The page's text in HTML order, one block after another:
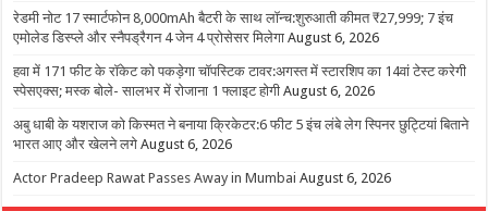
रेडमी नोट 17 स्मार्टफोन 8,000mAh बैटरी के साथ लॉन्च:शुरुआती कीमत ₹27,999; 7 इंच
एमोलेड डिस्प्ले और स्नैपड्रैगन 4 जेन 4 प्रोसेसर मिलेगा August 6, 2026
हवा में 171 फीट के रॉकेट को पकड़ेगा चॉपस्टिक टावर:अगस्त में स्टारशिप का 14वां टेस्ट करेगी
स्पेसएक्स; मस्क बोले- सालभर में रोजाना 1 फ्लाइट होगी August 6, 2026
अबु धाबी के यशराज को किस्मत ने बनाया क्रिकेटर:6 फीट 5 इंच लंबे लेग स्पिनर छुट्टियां बिताने
भारत आए और खेलने लगे August 6, 2026
Actor Pradeep Rawat Passes Away in Mumbai August 6, 2026